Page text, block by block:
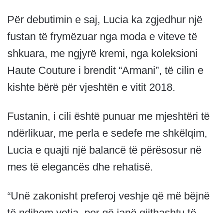
Për debutimin e saj, Lucia ka zgjedhur një
fustan të frymëzuar nga moda e viteve të
shkuara, me ngjyrë kremi, nga koleksioni
Haute Couture i brendit “Armani”, të cilin e
kishte bërë për vjeshtën e vitit 2018.
Fustanin, i cili është punuar me mjeshtëri të
ndërlikuar, me perla e sedefe me shkëlqim,
Lucia e quajti një balancë të përësosur në
mes të elegancës dhe rehatisë.
“Unë zakonisht preferoj veshje që më bëjnë